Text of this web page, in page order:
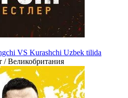
VS Kurashchi Uzbek tilida
/ Великобритания